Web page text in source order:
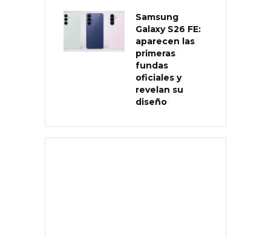
Samsung
Galaxy S26 FE:
aparecen las
primeras
fundas
oficiales y
revelan su
diseño